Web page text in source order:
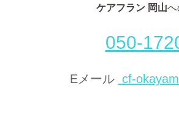
ケアフラン 岡山へ
050-
Eメール cf-